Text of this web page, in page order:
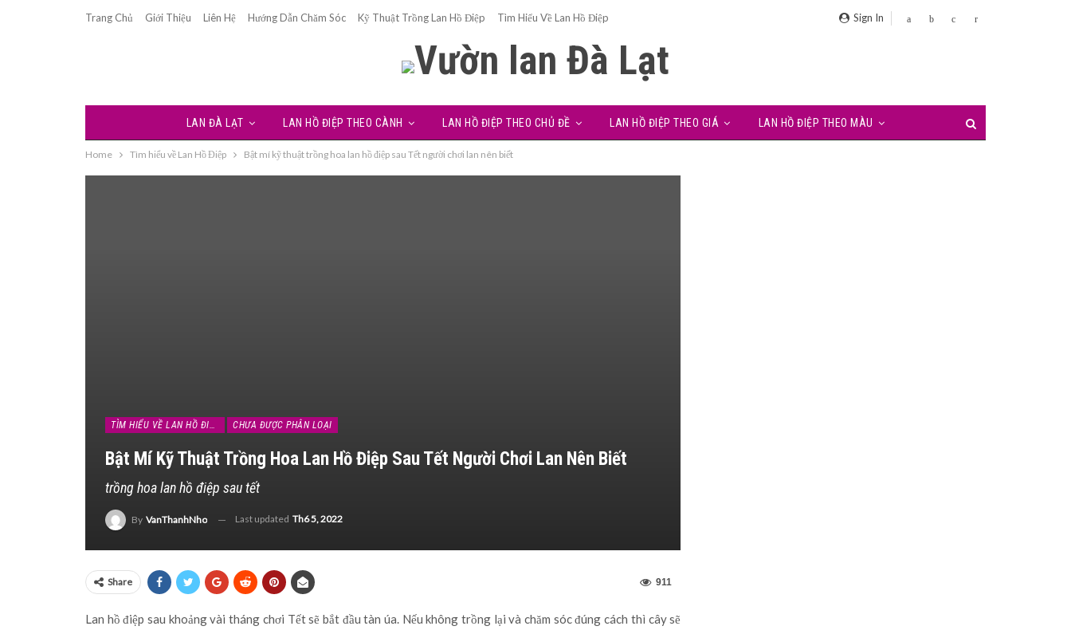
Trang Chủ Giới Thiệu Liên Hệ Hướng Dẫn Chăm Sóc Kỹ Thuật Trồng Lan Hồ Điệp Tìm Hiểu Về Lan Hồ Điệp Sign In
LAN ĐÀ LẠT LAN HỒ ĐIỆP THEO CÀNH LAN HỒ ĐIỆP THEO CHỦ ĐỀ LAN HỒ ĐIỆP THEO GIÁ LAN HỒ ĐIỆP THEO MÀU
Home Tìm hiểu về Lan Hồ Điệp Bật mí kỹ thuật trồng hoa lan hồ điệp sau Tết người chơi lan nên biết
TÌM HIỂU VỀ LAN HỒ ĐIỆP CHƯA ĐƯỢC PHÂN LOẠI
Bật Mí Kỹ Thuật Trồng Hoa Lan Hồ Điệp Sau Tết Người Chơi Lan Nên Biết
trồng hoa lan hồ điệp sau tết
By VanThanhNho Last updated Th6 5, 2022
Share 911
Lan hồ điệp sau khoảng vài tháng chơi Tết sẽ bắt đầu tàn úa. Nếu không trồng lại và chăm sóc đúng cách thì cây sẽ